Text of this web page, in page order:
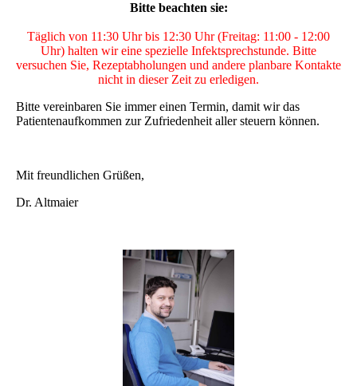
Bitte beachten sie:
Täglich von 11:30 Uhr bis 12:30 Uhr (Freitag: 11:00 - 12:00
Uhr) halten wir eine spezielle Infektsprechstunde. Bitte
versuchen Sie, Rezeptabholungen und andere planbare Kontakte
nicht in dieser Zeit zu erledigen.
Bitte vereinbaren Sie immer einen Termin, damit wir das
Patientenaufkommen zur Zufriedenheit aller steuern können.
Mit freundlichen Grüßen,
Dr. Altmaier